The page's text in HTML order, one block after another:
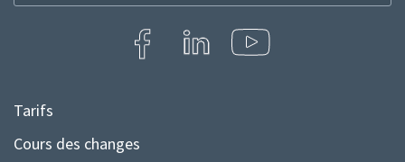
la
Menu
Pied
Tarifs
Cours des changes